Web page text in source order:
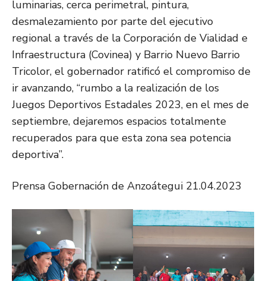
luminarias, cerca perimetral, pintura,
desmalezamiento por parte del ejecutivo
regional a través de la Corporación de Vialidad e
Infraestructura (Covinea) y Barrio Nuevo Barrio
Tricolor, el gobernador ratificó el compromiso de
ir avanzando, “rumbo a la realización de los
Juegos Deportivos Estadales 2023, en el mes de
septiembre, dejaremos espacios totalmente
recuperados para que esta zona sea potencia
deportiva”.
Prensa Gobernación de Anzoátegui 21.04.2023